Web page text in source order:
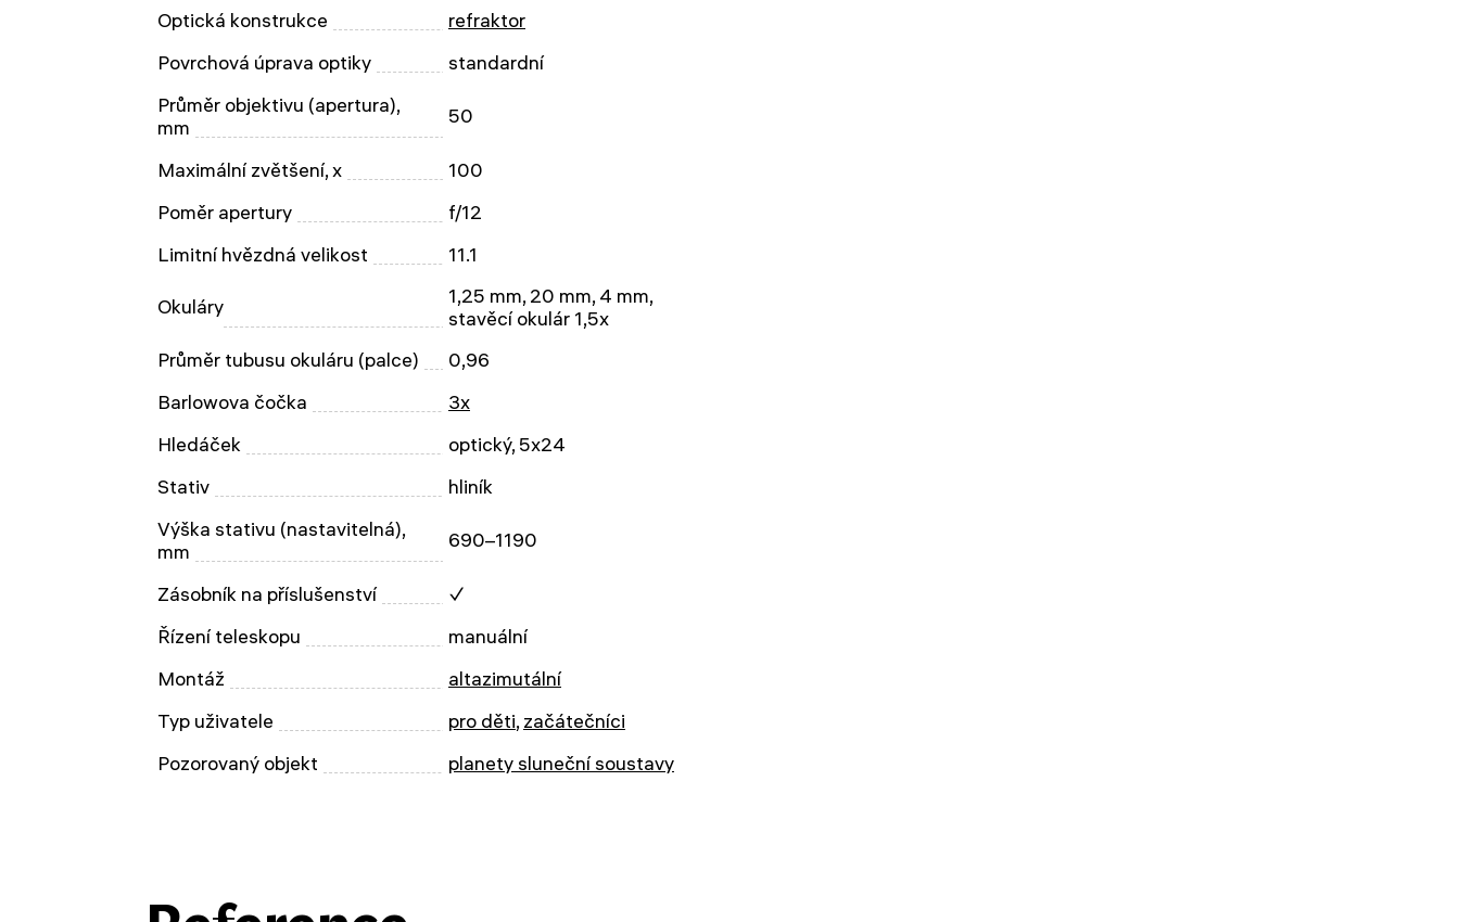
Optická konstrukce
refraktor
Povrchová úprava optiky
standardní
Průměr objektivu (apertura),
mm
50
Maximální zvětšení, x
100
Poměr apertury
f/12
Limitní hvězdná velikost
11.1
Okuláry
1,25 mm, 20 mm, 4 mm,
stavěcí okulár 1,5x
Průměr tubusu okuláru (palce)
0,96
Barlowova čočka
3x
Hledáček
optický, 5x24
Stativ
hliník
Výška stativu (nastavitelná),
mm
690–1190
Zásobník na příslušenství
✓
Řízení teleskopu
manuální
Montáž
altazimutální
Typ uživatele
pro děti, začátečníci
Pozorovaný objekt
planety sluneční soustavy